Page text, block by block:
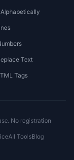
Text
Tags
No registration
All ToolsBlog